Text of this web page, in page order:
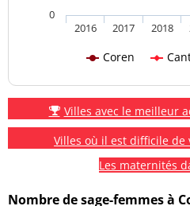
Coren
2016 2017 2018
0
Villes avec le meilleur
Villes où il est difficile de
Les maternités
Nombre de sage-femmes à